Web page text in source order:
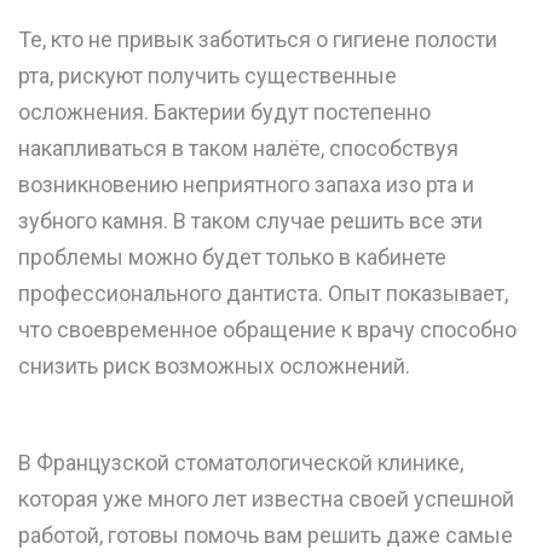
Те, кто не привык заботиться о гигиене полости
рта, рискуют получить существенные
осложнения. Бактерии будут постепенно
накапливаться в таком налёте, способствуя
возникновению неприятного запаха изо рта и
зубного камня. В таком случае решить все эти
проблемы можно будет только в кабинете
профессионального дантиста. Опыт показывает,
что своевременное обращение к врачу способно
снизить риск возможных осложнений.
В Французской стоматологической клинике,
которая уже много лет известна своей успешной
работой, готовы помочь вам решить даже самые